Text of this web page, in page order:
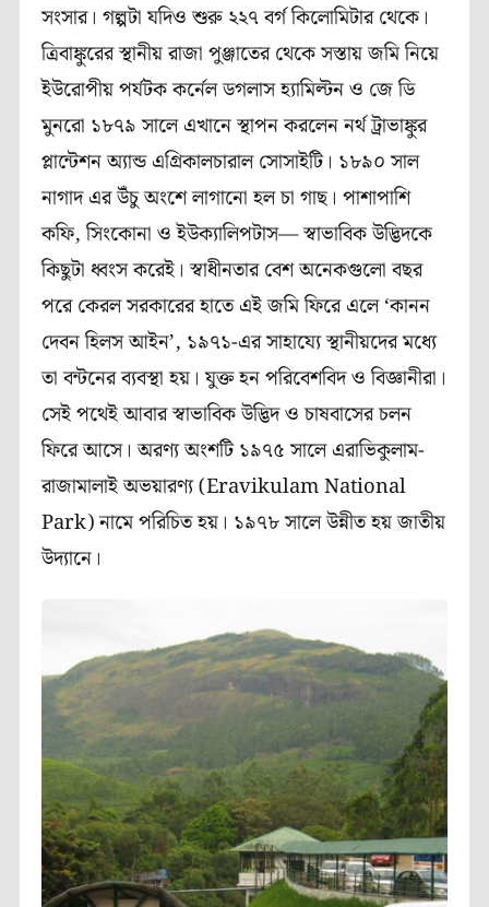
সংসার। গল্পটা যদিও শুরু ২২৭ বর্গ কিলোমিটার থেকে।
ত্রিবাঙ্কুরের স্থানীয় রাজা পুঞ্জাতের থেকে সস্তায় জমি নিয়ে
ইউরোপীয় পর্যটক কর্নেল ডগলাস হ্যামিল্টন ও জে ডি
মুনরো ১৮৭৯ সালে এখানে স্থাপন করলেন নর্থ ট্রাভাঙ্কুর
প্লান্টেশন অ্যান্ড এগ্রিকালচারাল সোসাইটি। ১৮৯০ সাল
নাগাদ এর উঁচু অংশে লাগানো হল চা গাছ। পাশাপাশি
কফি, সিংকোনা ও ইউক্যালিপটাস— স্বাভাবিক উদ্ভিদকে
কিছুটা ধ্বংস করেই। স্বাধীনতার বেশ অনেকগুলো বছর
পরে কেরল সরকারের হাতে এই জমি ফিরে এলে ‘কানন
দেবন হিলস আইন’, ১৯৭১-এর সাহায্যে স্থানীয়দের মধ্যে
তা বন্টনের ব্যবস্থা হয়। যুক্ত হন পরিবেশবিদ ও বিজ্ঞানীরা।
সেই পথেই আবার স্বাভাবিক উদ্ভিদ ও চাষবাসের চলন
ফিরে আসে। অরণ্য অংশটি ১৯৭৫ সালে এরাভিকুলাম-
রাজামালাই অভয়ারণ্য (Eravikulam National
Park) নামে পরিচিত হয়। ১৯৭৮ সালে উন্নীত হয় জাতীয়
উদ্যানে।